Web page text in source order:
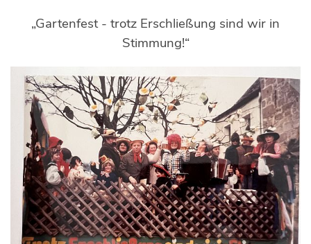
„Gartenfest - trotz Erschließung sind wir in
Stimmung!“